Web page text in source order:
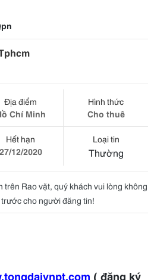
Địa điểm
Chí Minh
Hình thức
Cho thuê
Hết hạn
27/12/2020
Loại tin
Thường
trên Rao vặt, quý khách vui lòng không
cho người đăng tin!
( đăng ký